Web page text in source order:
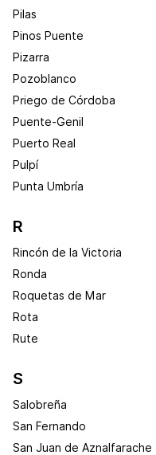
Pilas
Pinos Puente
Pizarra
Pozoblanco
Priego de Córdoba
Puente-Genil
Puerto Real
Pulpí
Punta Umbría
R
Rincón de la Victoria
Ronda
Roquetas de Mar
Rota
Rute
S
Salobreña
San Fernando
San Juan de Aznalfarache